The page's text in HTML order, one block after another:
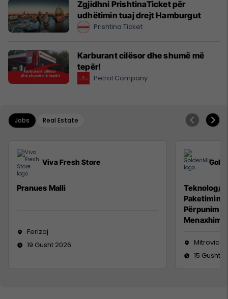
Zgjidhni PrishtinaTicket për
udhëtimin tuaj drejt Hamburgut
Prishtina Ticket
Karburant cilësor dhe shumë më
tepër!
Petrol Company
Jobs Real Estate
Viva Fresh Store
Pranues Malli
Ferizaj
19 Gusht 2026
Teknolog/e
Paketimin
Mitrovicë
15 Gusht